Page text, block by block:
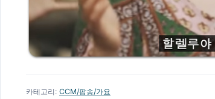
카테고리: CCM/팝송/가요